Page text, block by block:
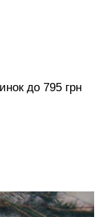
до 795 грн